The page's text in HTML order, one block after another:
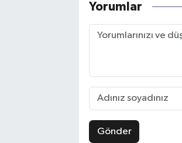
Yorumlar
Gönder